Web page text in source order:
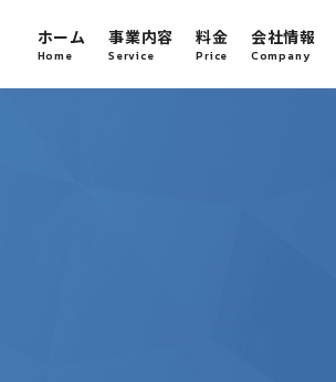
Home
ホーム
Service
事業内容
Price
料金
Company
会社情報